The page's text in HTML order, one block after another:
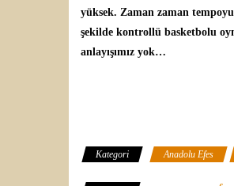
yüksek. Zaman zaman
şekilde kontrollü basketbolu
anlayışımız yok…
Kategori Anadolu Efes